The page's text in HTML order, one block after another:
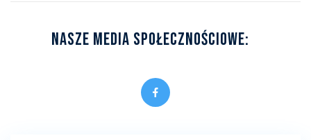
Nasze Media Społecznościowe: